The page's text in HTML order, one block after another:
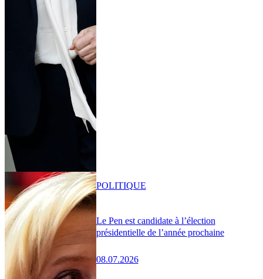
Le Pen est candidate à l’élection
présidentielle de l’année prochaine
08.07.2026
POLITIQUE